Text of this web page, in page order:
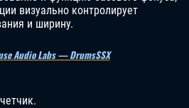
визуально контролирует
и ширину.
Audio Labs — DrumsSSX